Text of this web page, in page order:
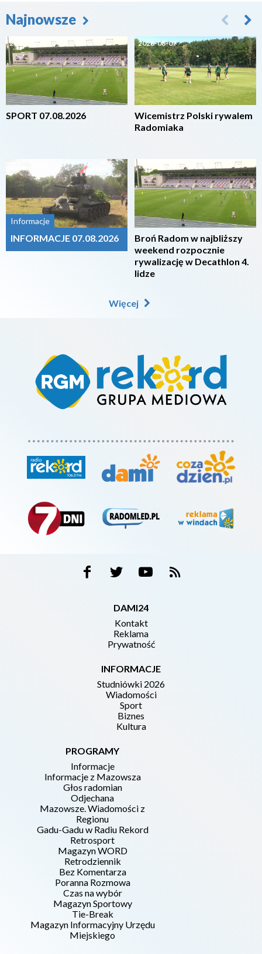
Najnowsze
2026-08-07
SPORT 07.08.2026
Informacje
INFORMACJE 07.08.2026
2026-08-07
Wicemistrz Polski rywalem
Radomiaka
2026-08-07
Broń Radom w najbliższy
weekend rozpocznie
rywalizację w Decathlon 4.
lidze
Więcej
DAMI24
Kontakt
Reklama
Prywatność
INFORMACJE
Studniówki 2026
Wiadomości
Sport
Biznes
Kultura
PROGRAMY
Informacje
Informacje z Mazowsza
Głos radomian
Odjechana
Mazowsze. Wiadomości z
Regionu
Gadu-Gadu w Radiu Rekord
Retrosport
Magazyn WORD
Retrodziennik
Bez Komentarza
Poranna Rozmowa
Czas na wybór
Magazyn Sportowy
Tie-Break
Magazyn Informacyjny Urzędu
Miejskiego